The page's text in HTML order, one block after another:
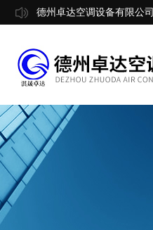
德州卓达空调设备有限公司